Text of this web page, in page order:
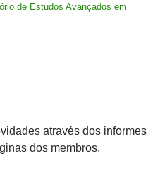
de Estudos Avançados em
através dos informes
dos membros.